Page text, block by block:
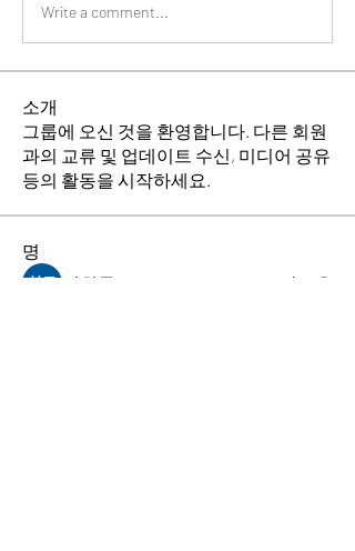
Write a comment...
소개
그룹에 오신 것을 환영합니다. 다른 회원
과의 교류 및 업데이트 수신, 미디어 공유
등의 활동을 시작하세요.
명
김희두
팔로우